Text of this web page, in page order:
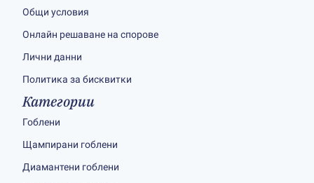
Общи условия
Онлайн решаване на спорове
Лични данни
Политика за бисквитки
Категории
Гоблени
Щампирани гоблени
Диамантени гоблени